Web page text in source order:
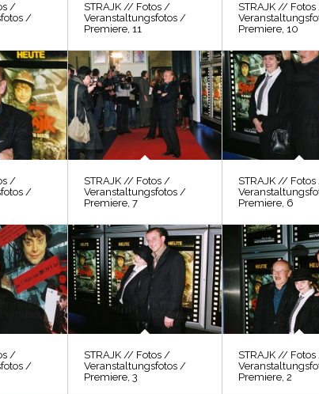
/
/
STRAJK // Fotos /
Veranstaltungsfotos /
Premiere, 11
STRAJK //
Premiere, 10
/
/
STRAJK // Fotos /
Veranstaltungsfotos /
Premiere, 7
STRAJK //
Premiere, 6
/
/
STRAJK // Fotos /
Veranstaltungsfotos /
Premiere, 3
STRAJK //
Premiere, 2